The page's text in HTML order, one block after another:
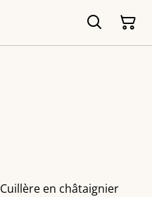
Cuillère en châtaignier